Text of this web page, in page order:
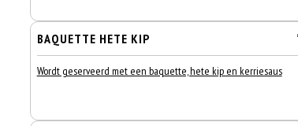
BAQUETTE HETE KIP
Wordt geserveerd met een baquette, hete kip en kerriesaus